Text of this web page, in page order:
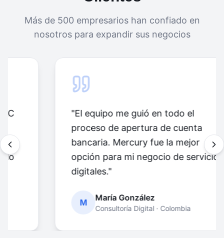
¿El ITIN me permite trabajar en Estados
Unidos?
Más de 500 empresarios han confiado en
nosotros para expandir sus negocios
El equipo me guió en todo el
proceso de apertura de cuenta
bancaria. Mercury fue la mejor
opción para mi negocio de servicios
"
María González
Consultoría Digital·Colombia